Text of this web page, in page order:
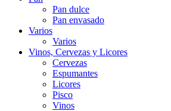
Pan dulce
Pan envasado
Varios
Varios
Vinos, Cervezas y Licores
Cervezas
Espumantes
Licores
Pisco
Vinos